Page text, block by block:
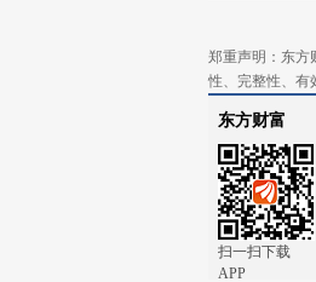
郑重声明：东方
性、完整性、有
东方财富
扫一扫下载
APP